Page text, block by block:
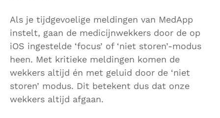
Als je tijdgevoelige meldingen van MedApp
instelt, gaan de medicijnwekkers door de op
iOS ingestelde ‘focus’ of ‘niet storen’-modus
heen. Met kritieke meldingen komen de
wekkers altijd én met geluid door de ‘niet
storen’ modus. Dit betekent dus dat onze
wekkers altijd afgaan.